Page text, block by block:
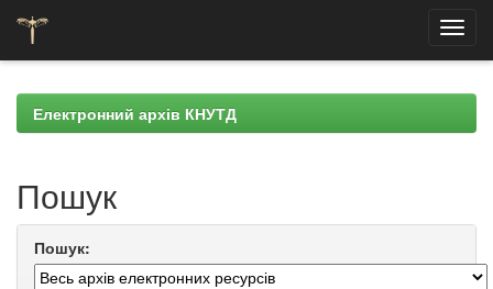
navigationЕлектронний архів КНУТД
Пошук
Пошук: